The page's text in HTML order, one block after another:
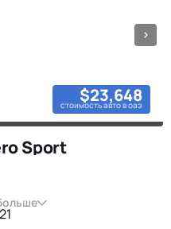
$23,648
стоимость авто в оаэ
Sport